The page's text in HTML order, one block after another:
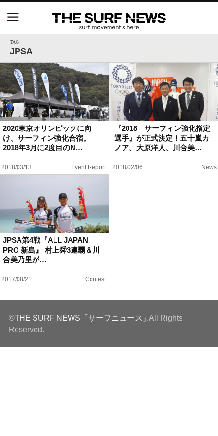
TAG
JPSA
2020東京オリンピックに向
け、サーフィン強化合宿。
2018年3月に2度目のN…
2018/03/13 Event Report
『2018 サーフィン強化指定
選手』が正式決定！五十嵐カ
ノア、大原洋人、川合美…
2018/02/06 News
JPSA第4戦『ALL JAPAN
PRO 新島』 村上舜3連覇＆川
合美乃里が…
2017/08/21 Contest
©THE SURF NEWS「サーフニュース」.All Rights
Reserved.
【五十嵐カノア独占インタビュー】旧友レオ、ジャ
ックとの豪華プライベートセッション
S.ONE ショート＆ロング開幕戦・現地リポート（高
橋みなと）
ニュース
製品情報
試合
ハウツー
ウェストジャパン